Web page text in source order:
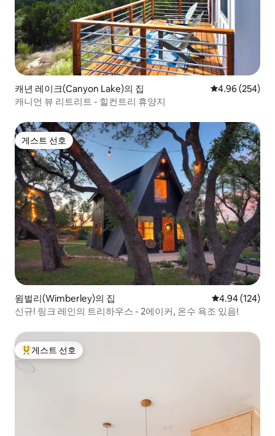
캐년 레이크(Canyon Lake)의 집 평점 4.96점(5
4.96 (254)
캐니언 뷰 리트리트 - 힐컨트리 휴양지
게스트 선호
게스트 선호
윔벌리(Wimberley)의 집 평점 4.94점(5
4.94 (124)
신규! 링크 레인의 트리하우스 - 2에이커, 온수 욕조 있음!
상위 게스트 선호
게스트 선호